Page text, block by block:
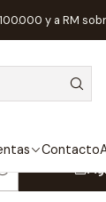
Contacto
y a RM
de Khazad
de